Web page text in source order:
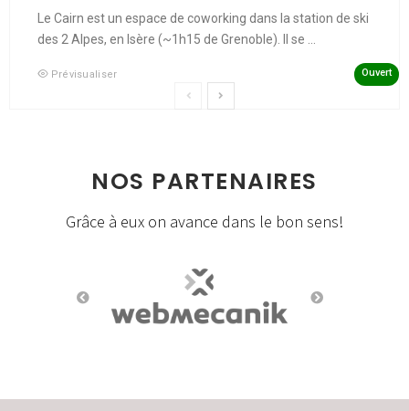
Le Cairn est un espace de coworking dans la station de ski
des 2 Alpes, en Isère (~1h15 de Grenoble). Il se ...
Prévisualiser Ouvert
NOS PARTENAIRES
Grâce à eux on avance dans le bon sens!